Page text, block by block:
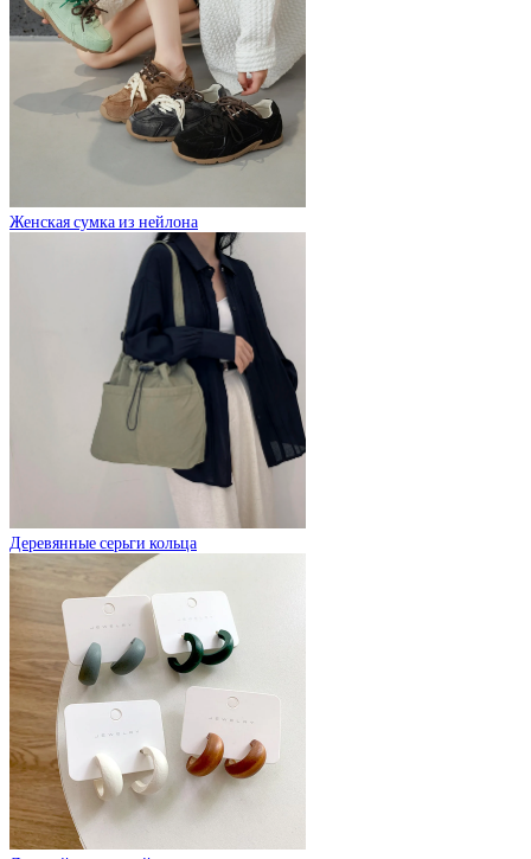
Женская сумка из нейлона
Деревянные серьги кольца